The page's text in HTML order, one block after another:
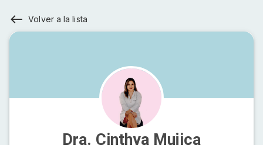
Volver a la lista
Dra. Cinthya Mujica